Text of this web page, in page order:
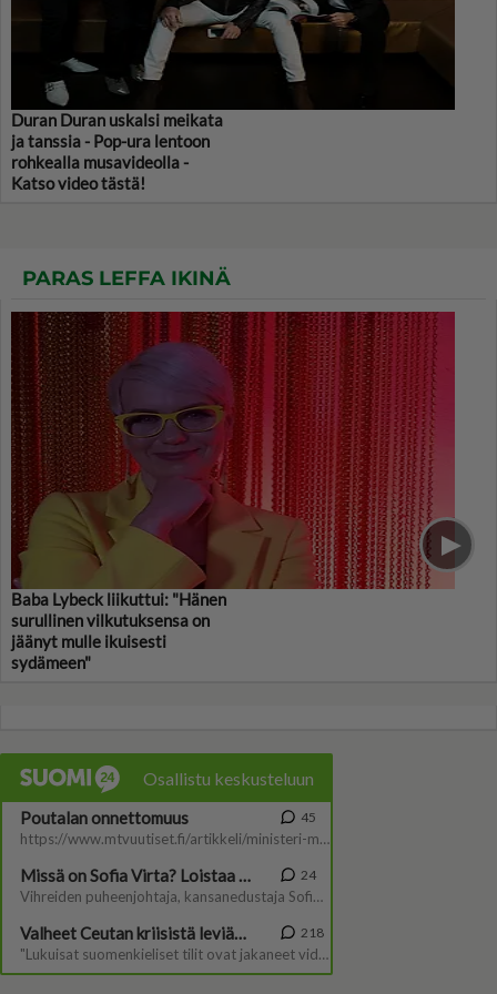
Duran Duran uskalsi meikata
ja tanssia - Pop-ura lentoon
rohkealla musavideolla -
Katso video tästä!
PARAS LEFFA IKINÄ
Baba Lybeck liikuttui: "Hänen
surullinen vilkutuksensa on
jäänyt mulle ikuisesti
sydämeen"